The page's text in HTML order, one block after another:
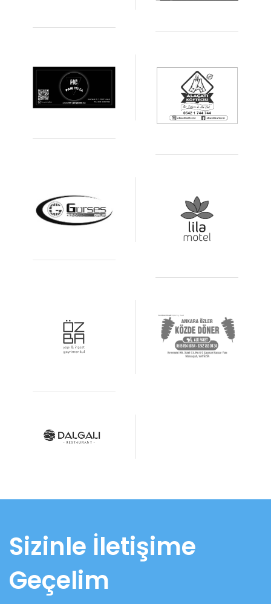
Sizinle İletişime
Geçelim